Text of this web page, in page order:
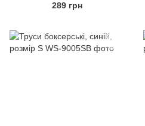
289 грн